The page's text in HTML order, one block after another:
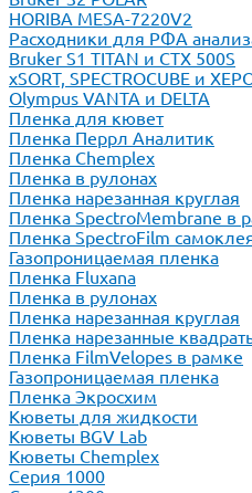
HORIBA MESA-7220V2
Расходники для РФА
Bruker S1 TITAN и CTX 500S
xSORT, SPECTROCUBE и
Olympus VANTA и DELTA
Пленка для кювет
Пленка Перрл Аналитик
Пленка Chemplex
Пленка в рулонах
Пленка нарезанная круглая
Пленка SpectroMembrane в
Пленка SpectroFilm
Газопроницаемая пленка
Пленка Fluxana
Пленка в рулонах
Пленка нарезанная круглая
Пленка нарезанные
Пленка FilmVelopes в рамке
Газопроницаемая пленка
Пленка Экросхим
Кюветы для жидкости
Кюветы BGV Lab
Кюветы Chemplex
Серия 1000